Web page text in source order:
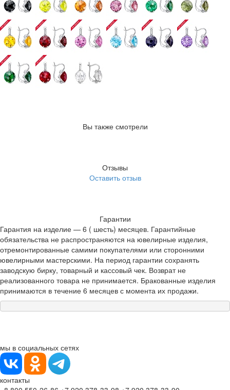
Вы также смотрели
Отзывы
Оставить отзыв
Гарантии
Гарантия на изделие — 6 ( шесть) месяцев. Гарантийные
обязательства не распространяются на ювелирные изделия,
отремонтированные самими покупателями или сторонними
ювелирными мастерскими. На период гарантии сохранять
заводскую бирку, товарный и кассовый чек. Возврат не
реализованного товара не принимается. Бракованные изделия
принимаются в течение 6 месяцев с момента их продажи.
мы в социальных сетях
контакты